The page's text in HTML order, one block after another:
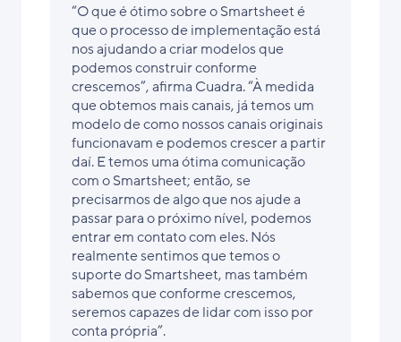
“O que é ótimo sobre o Smartsheet é
que o processo de implementação está
nos ajudando a criar modelos que
podemos construir conforme
crescemos”, afirma Cuadra. “À medida
que obtemos mais canais, já temos um
modelo de como nossos canais originais
funcionavam e podemos crescer a partir
daí. E temos uma ótima comunicação
com o Smartsheet; então, se
precisarmos de algo que nos ajude a
passar para o próximo nível, podemos
entrar em contato com eles. Nós
realmente sentimos que temos o
suporte do Smartsheet, mas também
sabemos que conforme crescemos,
seremos capazes de lidar com isso por
conta própria”.